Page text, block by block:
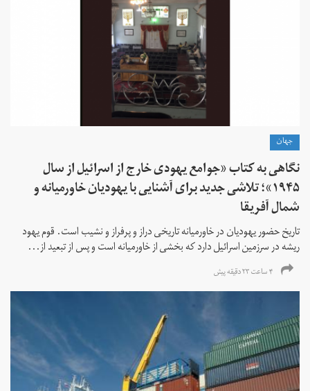
جهان
نگاهی به کتاب «جوامع یهودی خارج از اسرائیل از سال
۱۹۴۵»؛ تلاشی جدید برای آشنایی با یهودیان خاورمیانه و
شمال آفریقا
تاریخ حضور یهودیان در خاورمیانه تاریخی دراز و پرفراز و نشیب است. قوم یهود
ریشه در سرزمین اسرائیل دارد که بخشی از خاورمیانه است و پس از تبعید از...
۴ ساعت ۲۳ دقیقه پیش